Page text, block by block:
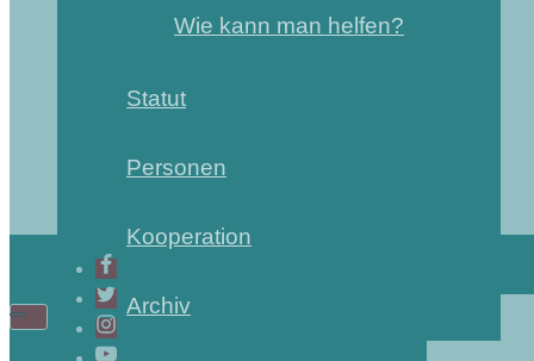
Wie kann man helfen?
Statut
Personen
Kooperation
Archiv